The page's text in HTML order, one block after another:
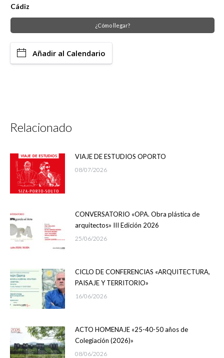
Cádiz
¿Cómo llegar?
Añadir al Calendario
Relacionado
VIAJE DE ESTUDIOS OPORTO
08/07/2026
CONVERSATORIO «OPA. Obra plástica de
arquitectos» III Edición 2026
25/06/2026
CICLO DE CONFERENCIAS «ARQUITECTURA,
PAISAJE Y TERRITORIO»
16/06/2026
ACTO HOMENAJE «25-40-50 años de
Colegiación (2026)»
08/06/2026